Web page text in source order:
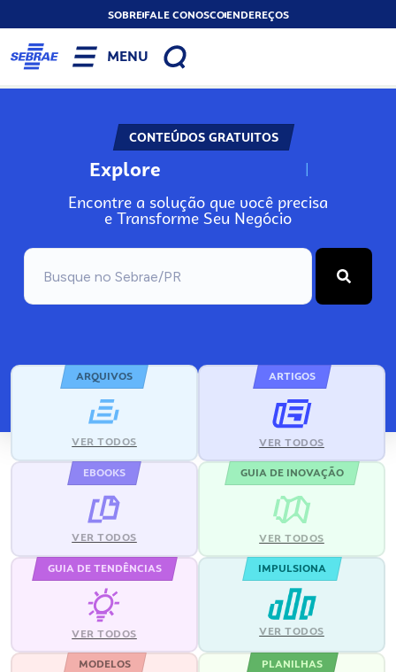
SOBREFALE CONOSCOENDEREÇOS
MENU
CONTEÚDOS GRATUITOS
Explore N
Encontre a solução que você precisa
e Transforme Seu Negócio
ARQUIVOS
VER TODOS
ARTIGOS
VER TODOS
EBOOKS
VER TODOS
GUIA DE INOVAÇÃO
VER TODOS
GUIA DE TENDÊNCIAS
VER TODOS
IMPULSIONA
VER TODOS
MODELOS PLANILHAS